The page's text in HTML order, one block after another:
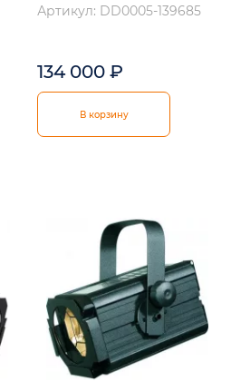
Артикул: DD0005-139685
134 000 ₽
В корзину